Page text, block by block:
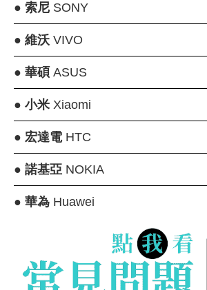
● 索尼SONY
● 維沃VIVO
● 華碩 ASUS
● 小米Xiaomi
● 宏達電HTC
● 諾基亞NOKIA
● 華為Huawei